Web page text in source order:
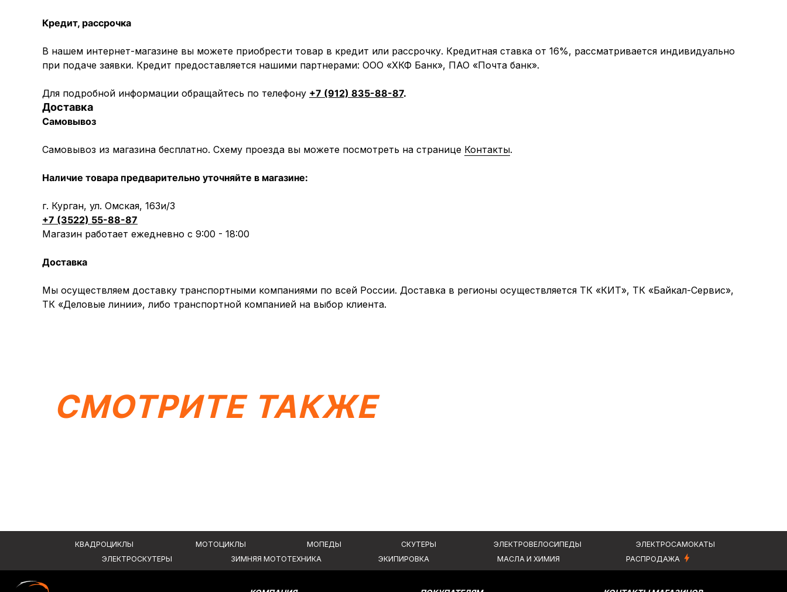
Кредит, рассрочка
В нашем интернет-магазине вы можете приобрести товар в кредит или рассрочку. Кредитная ставка от 16%, рассматривается индивидуально
при подаче заявки. Кредит предоставляется нашими партнерами: ООО «ХКФ Банк», ПАО «Почта банк».
Для подробной информации обращайтесь по телефону +7 (912) 835-88-87.
Доставка
Самовывоз
Самовывоз из магазина бесплатно. Схему проезда вы можете посмотреть на странице Контакты.
Наличие товара предварительно уточняйте в магазине:
г. Курган, ул. Омская, 163и/3
+7 (3522) 55-88-87
Магазин работает ежедневно с 9:00 - 18:00
Доставка
Мы осуществляем доставку транспортными компаниями по всей России. Доставка в регионы осуществляется ТК «КИТ», ТК «Байкал-Сервис»,
ТК «Деловые линии», либо транспортной компанией на выбор клиента.
СМОТРИТЕ ТАКЖЕ
2026, МотоТехника45 Создание сайта
О компании
КОМПАНИЯ ПОКУПАТЕЛЯМ
не является публичной офертой, определяемой положениями Статьи 437 (2) ГК РФ.